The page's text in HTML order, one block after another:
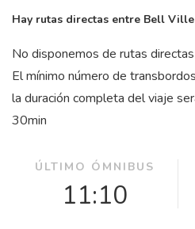
Hay rutas directas entre Bell
No disponemos de rutas
El mínimo número de
la duración completa del viaje
30min
ÚLTIMO ÓMNIBUS
11:10